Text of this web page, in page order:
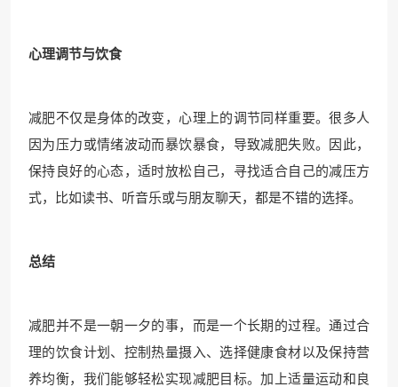
心理调节与饮食
减肥不仅是身体的改变，心理上的调节同样重要。很多人
因为压力或情绪波动而暴饮暴食，导致减肥失败。因此，
保持良好的心态，适时放松自己，寻找适合自己的减压方
式，比如读书、听音乐或与朋友聊天，都是不错的选择。
总结
减肥并不是一朝一夕的事，而是一个长期的过程。通过合
理的饮食计划、控制热量摄入、选择健康食材以及保持营
养均衡，我们能够轻松实现减肥目标。加上适量运动和良